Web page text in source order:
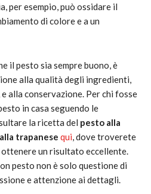
per esempio, può ossidare il
di colore e a un
il pesto sia sempre buono, è
alla qualità degli ingredienti,
alla conservazione. Per chi fosse
in casa seguendo le
la ricetta del pesto alla
trapanese qui, dove troverete
un risultato eccellente.
pesto non è solo questione di
e attenzione ai dettagli.